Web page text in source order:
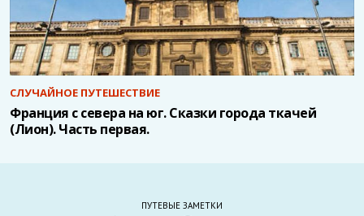
СЛУЧАЙНОЕ ПУТЕШЕСТВИЕ
Франция с севера на юг. Сказки города ткачей
(Лион). Часть первая.
ПУТЕВЫЕ ЗАМЕТКИ